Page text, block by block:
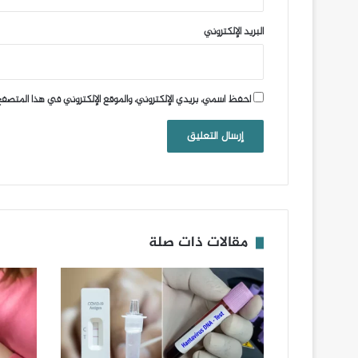
البريد الإلكتروني
احفظ اسمي، بريدي الإلكتروني، والموقع الإلكتروني في هذا
مقالات ذات صلة